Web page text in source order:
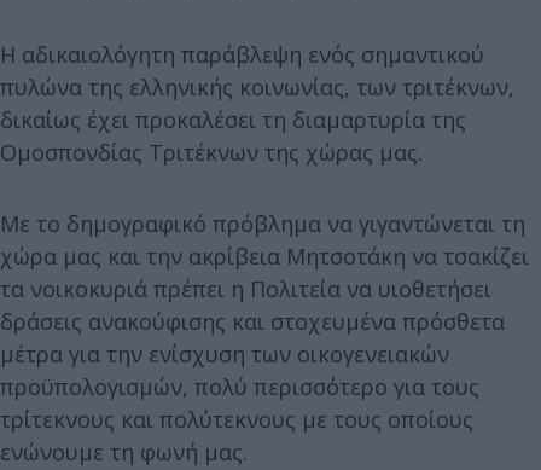
Η αδικαιολόγητη παράβλεψη ενός σημαντικού
πυλώνα της ελληνικής κοινωνίας, των τριτέκνων,
δικαίως έχει προκαλέσει τη διαμαρτυρία της
Ομοσπονδίας Τριτέκνων της χώρας μας.
Με το δημογραφικό πρόβλημα να γιγαντώνεται τη
χώρα μας και την ακρίβεια Μητσοτάκη να τσακίζει
τα νοικοκυριά πρέπει η Πολιτεία να υιοθετήσει
δράσεις ανακούφισης και στοχευμένα πρόσθετα
μέτρα για την ενίσχυση των οικογενειακών
προϋπολογισμών, πολύ περισσότερο για τους
τρίτεκνους και πολύτεκνους με τους οποίους
ενώνουμε τη φωνή μας.